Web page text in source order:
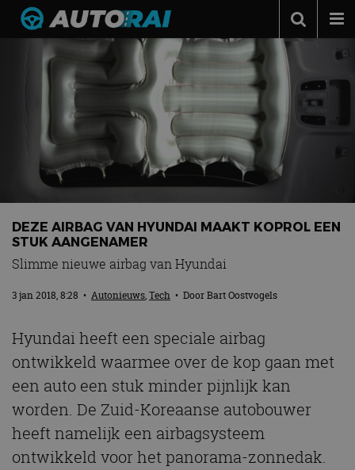
Autonieuws
Podcast
Autotests
Automerken
Adverteren
Contact
MotorRAI.nl
DEZE AIRBAG VAN HYUNDAI MAAKT KOPROL EEN
STUK AANGENAMER
Slimme nieuwe airbag van Hyundai
3 jan 2018, 8:28 • Autonieuws,Tech • DoorBart Oostvogels
Hyundai heeft een speciale airbag
ontwikkeld waarmee over de kop gaan met
een auto een stuk minder pijnlijk kan
worden. De Zuid-Koreaanse autobouwer
heeft namelijk een airbagsysteem
ontwikkeld voor het panorama-zonnedak.